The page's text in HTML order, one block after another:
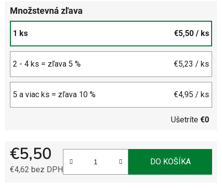
Množstevná zľava
1 ks €5,50 / ks
2 - 4 ks = zľava 5 % €5,23 / ks
5 a viac ks = zľava 10 % €4,95 / ks
Ušetríte €0
€5,50
€4,62 bez DPH
DO KOŠÍKA